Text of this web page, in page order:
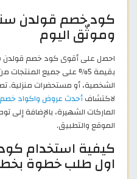
وموثّق اليوم
احصل على أقوى كود خصم قولدن سنت
بقيمة 5% على جميع
الشخصية، أو مستحضرات منزلية.
لاكتشافأحدث عروض واكواد
الماركات الشهيرة، بالإضافة إلى
الموقع والتطبيق.
كيفية استخدام
اول طلب خطوة